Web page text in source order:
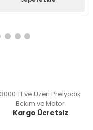
3000 TL ve Üzeri Preiyodik
Bakım ve Motor
Kargo Ücretsiz